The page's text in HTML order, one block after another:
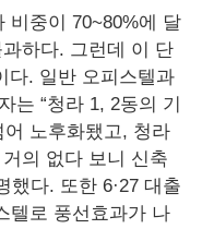
비중이 70~80%에 달
하다. 그런데 이 단
다. 일반 오피스텔과
는 “청라 1, 2동의 기
노후화됐고, 청라
의 없다 보니 신축
했다. 또한 6·27 대출
텔로 풍선효과가 나